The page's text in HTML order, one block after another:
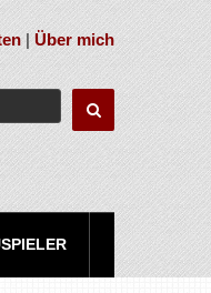
|Über mich